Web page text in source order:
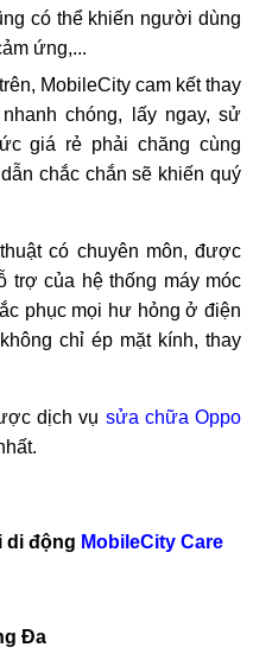
có thể khiến người dùng
ứng,...
MobileCity cam kết thay
chóng, lấy ngay, sử
giá rẻ phải chăng cùng
chắc chắn sẽ khiến quý
có chuyên môn, được
trợ của hệ thống máy móc
phục mọi hư hỏng ở điện
chỉ ép mặt kính, thay
dịch vụ sửa chữa Oppo
di động MobileCity Care
Đa